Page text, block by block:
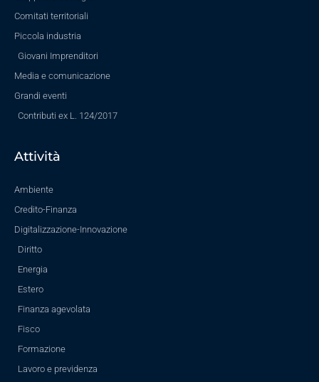
Comitati territoriali
Piccola industria
Giovani Imprenditori
Media e comunicazione
Grandi eventi
Contributi ex L. 124/2017
Attività
Ambiente
Credito-Finanza
Digitalizzazione-Innovazione
Diritto
Energia
Estero
Finanza agevolata
Fisco
Formazione
Lavoro e previdenza